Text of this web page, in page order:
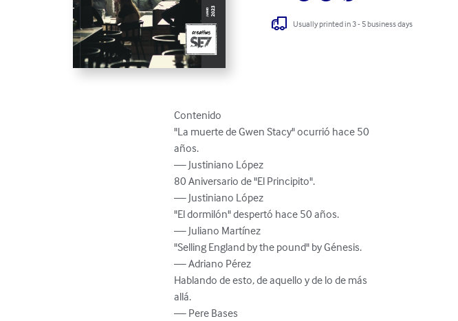
Usually printed in 3 - 5 business days
Contenido
"La muerte de Gwen Stacy" ocurrió hace 50
años.
— Justiniano López
80 Aniversario de "El Principito".
— Justiniano López
"El dormilón" despertó hace 50 años.
— Juliano Martínez
"Selling England by the pound" by Génesis.
— Adriano Pérez
Hablando de esto, de aquello y de lo de más
allá.
— Pere Bases